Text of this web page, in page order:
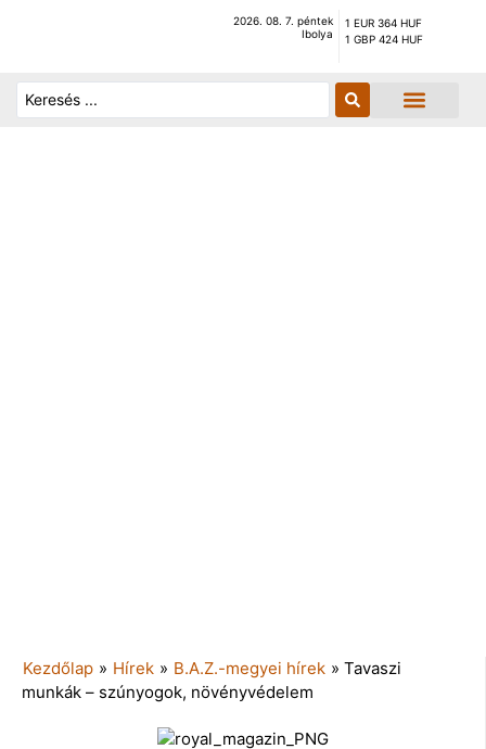
2026. 08. 7. péntek
Ibolya
1 EUR 364 HUF
1 GBP 424 HUF
Kezdőlap » Hírek » B.A.Z.-megyei hírek » Tavaszi
munkák – szúnyogok, növényvédelem